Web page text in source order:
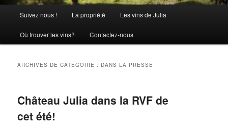
principal
Suivez nous ! La propriété Les vins de Julia
Où trouver les vins? Contactez-nous
ARCHIVES DE CATÉGORIE : DANS LA PRESSE
Château Julia dans la RVF de
cet été!